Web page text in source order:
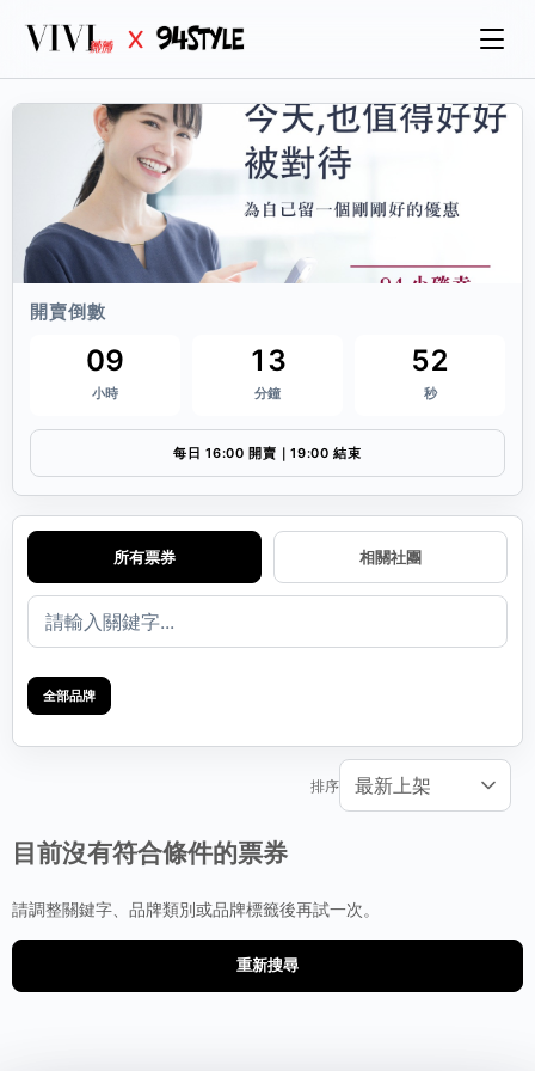
開賣倒數
09
小時
13
分鐘
52
秒
每日 16:00 開賣｜19:00 結束
所有票券 相關社團
全部品牌
排序
目前沒有符合條件的票券
請調整關鍵字、品牌類別或品牌標籤後再試一次。
重新搜尋